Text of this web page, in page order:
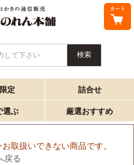
して下さい
定 詰合せ
選ぶ 厳選おすすめ
取扱いできない商品です。
戻る